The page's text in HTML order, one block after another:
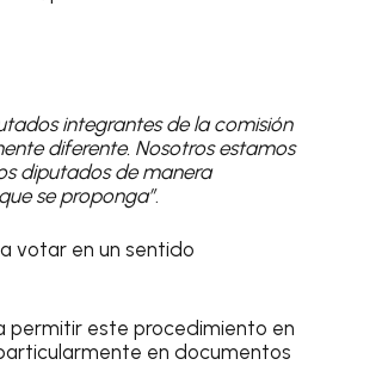
integrantes de la comisión
diferente. Nosotros estamos
diputados de manera
se proponga”.
votar en un sentido
permitir este procedimiento en
en documentos